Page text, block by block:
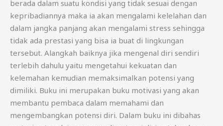
berada dalam suatu kondisi yang tidak sesuai dengan
kepribadiannya maka ia akan mengalami kelelahan dan
dalam jangka panjang akan mengalami stress sehingga
tidak ada prestasi yang bisa ia buat di lingkungan
tersebut. Alangkah baiknya jika mengenal diri sendiri
terlebih dahulu yaitu mengetahui kekuatan dan
kelemahan kemudian memaksimalkan potensi yang
dimiliki. Buku ini merupakan buku motivasi yang akan
membantu pembaca dalam memahami dan
mengembangkan potensi diri. Dalam buku ini dibahas